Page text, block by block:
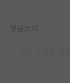
댓글쓰기